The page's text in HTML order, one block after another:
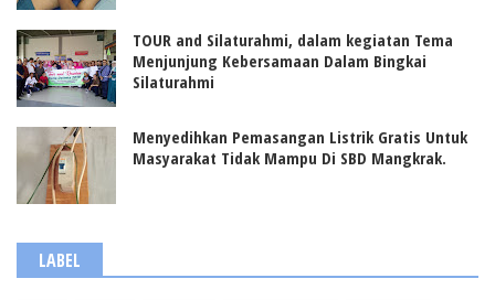
TOUR and Silaturahmi, dalam kegiatan Tema
Menjunjung Kebersamaan Dalam Bingkai
Silaturahmi
Menyedihkan Pemasangan Listrik Gratis Untuk
Masyarakat Tidak Mampu Di SBD Mangkrak.
LABEL